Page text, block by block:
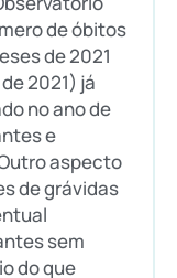
de óbitos
de 2021
2021) já
no ano de
e
aspecto
de grávidas
sem
do que